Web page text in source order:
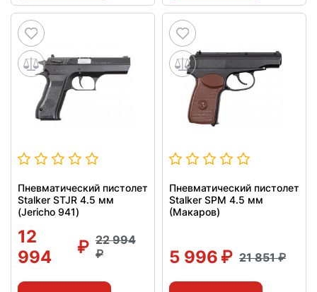
Пневматический пистолет
Stalker STJR 4.5 мм
(Jericho 941)
12
994
22 994
Пневматический пистолет
Stalker SPM 4.5 мм
(Макаров)
5 996 21 851